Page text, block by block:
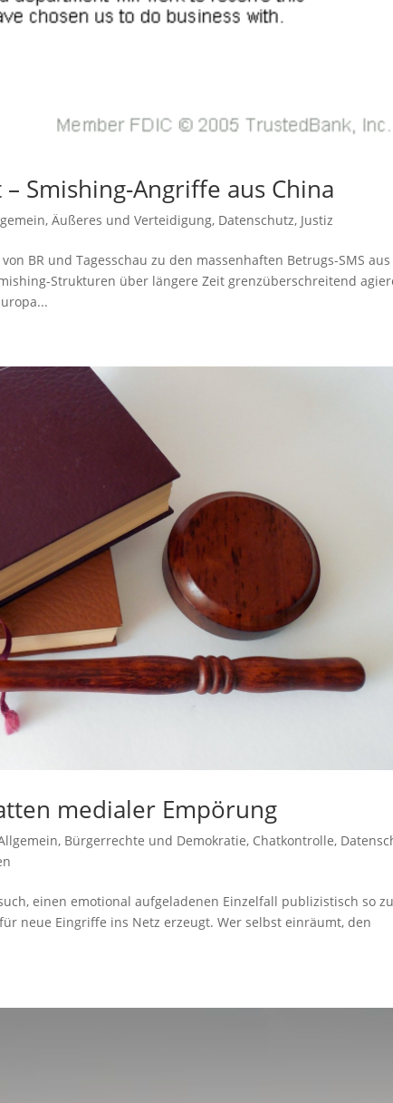
Smishing-Angriffe aus China
,Äußeres und Verteidigung, Datenschutz, Justiz
BR und Tagesschau zu den massenhaften Betrugs-SMS aus
Strukturen über längere Zeit grenzüberschreitend
medialer Empörung
, Bürgerrechte und Demokratie, Chatkontrolle,
einen emotional aufgeladenen Einzelfall publizistisch so
neue Eingriffe ins Netz erzeugt. Wer selbst einräumt, den